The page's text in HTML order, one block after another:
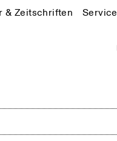
& Zeitschriften Service